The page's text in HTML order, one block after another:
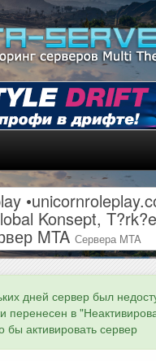
Konsept,
MTA Сервера MTA
дней сервер был
перенесен в
бы активировать сервер